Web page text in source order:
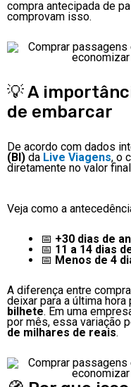
compra antecipada de
comprovam isso.
💡 A
de embarcar
De acordo com dados
(BI) da Live Viagens, o
diretamente no valor
Veja como a
📅 +30 dias de
📅 11 a 14 dias
📅 Menos de 4
A diferença entre
deixar para a última
bilhete. Em uma
por mês, essa variação
de milhares de reais.